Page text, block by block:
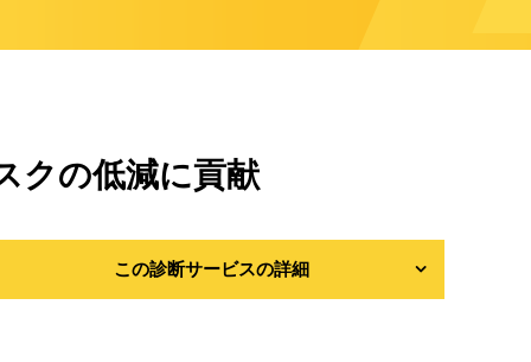
クの低減に貢献
この診断サービスの詳細